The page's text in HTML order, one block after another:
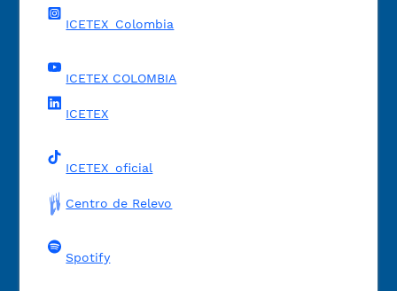
ICETEX_Colombia
ICETEX COLOMBIA
ICETEX
ICETEX_oficial
Centro de Relevo
Spotify